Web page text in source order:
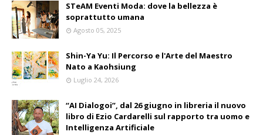
STeAM Eventi Moda: dove la bellezza è
soprattutto umana
Agosto 05, 2025
Shin-Ya Yu: Il Percorso e l'Arte del Maestro
Nato a Kaohsiung
Luglio 24, 2026
“AI Dialogoi”, dal 26 giugno in libreria il nuovo
libro di Ezio Cardarelli sul rapporto tra uomo e
Intelligenza Artificiale